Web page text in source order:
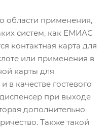
области применения,
систем, как ЕМИАС
контактная карта для
или применения в
карты для
в качестве гостевого
при выходе
дополнительно
Также такой